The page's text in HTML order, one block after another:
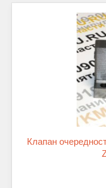
Клапан